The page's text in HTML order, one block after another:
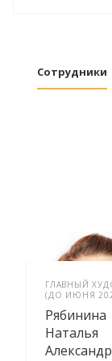
Сотрудники
ГЛАВНЫЙ
(ДО ИЮНЯ
Рябинина
Наталья